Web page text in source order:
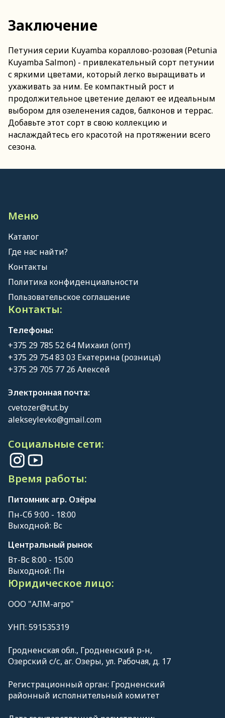
Заключение
Петуния серии Kuyamba кораллово-розовая (Petunia
Kuyamba Salmon) - привлекательный сорт петунии
с яркими цветами, который легко выращивать и
ухаживать за ним. Ее компактный рост и
продолжительное цветение делают ее идеальным
выбором для озеленения садов, балконов и террас.
Добавьте этот сорт в свою коллекцию и
наслаждайтесь его красотой на протяжении всего
сезона.
Меню
Каталог
Где нас найти?
Контакты
Политика конфиденциальности
Пользовательское соглашение
Контакты:
Телефоны:
+375 29 785 52 64 Михаил (опт)
+375 29 754 83 03 Екатерина (розница)
+375 29 705 77 26 Алексей
Электронная почта:
cvetozer@tut.by
alekseylevko@gmail.com
Социальные сети:
Время работы:
Питомник агр. Озёры
Пн-Сб 9:00 - 18:00
Выходной: Вс
Центральный рынок
Вт-Вс 8:00 - 15:00
Выходной: Пн
Юридическое лицо:
ООО "АЛМ-агро"
УНП: 591535319
Гродненская обл., Гродненский р-н,
Озерский с/с, аг. Озеры, ул. Рабочая, д. 17
Регистрационный орган: Гродненский
районный исполнительный комитет